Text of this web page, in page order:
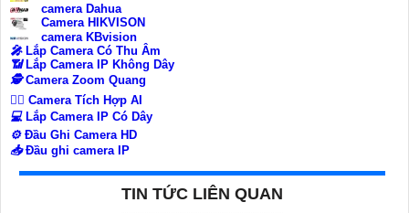
camera Dahua
Camera HIKVISON
camera KBvision
️🎤️ Lắp Camera Có Thu Âm
📶 Lắp Camera IP Không Dây
🕵️Camera Zoom Quang
🧛‍♀️ Camera Tích Hợp AI
💻Lắp Camera IP Có Dây
⚙️Đầu Ghi Camera HD
📥Đầu ghi camera IP
TIN TỨC LIÊN QUAN